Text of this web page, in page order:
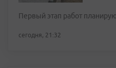
Первый этап работ
сегодня, 21:32